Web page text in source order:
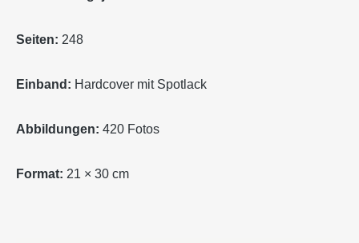
Seiten: 248
Einband: Hardcover mit Spotlack
Abbildungen: 420 Fotos
Format: 21 × 30 cm